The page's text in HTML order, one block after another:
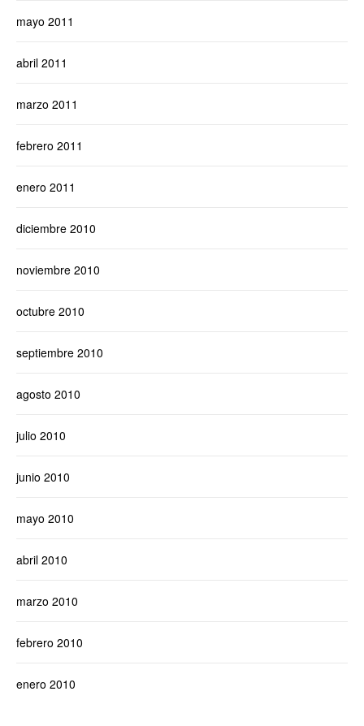
mayo 2011
abril 2011
marzo 2011
febrero 2011
enero 2011
diciembre 2010
noviembre 2010
octubre 2010
septiembre 2010
agosto 2010
julio 2010
junio 2010
mayo 2010
abril 2010
marzo 2010
febrero 2010
enero 2010